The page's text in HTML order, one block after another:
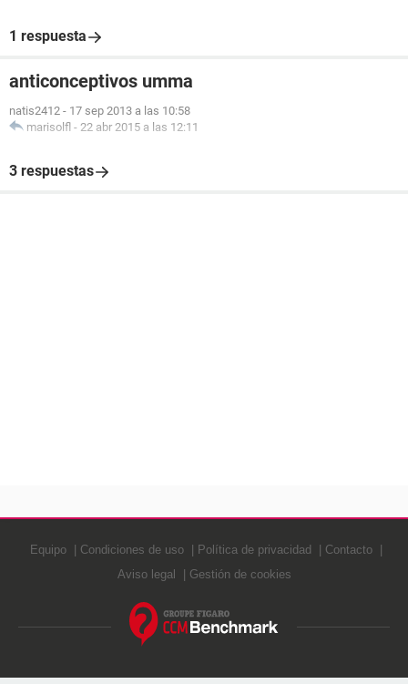
1 respuesta
anticonceptivos umma
natis2412 - 17 sep 2013 a las 10:58
marisolfl - 22 abr 2015 a las 12:11
3 respuestas
Equipo Condiciones de uso Política de privacidad
Contacto
Aviso legal
Gestión de cookies